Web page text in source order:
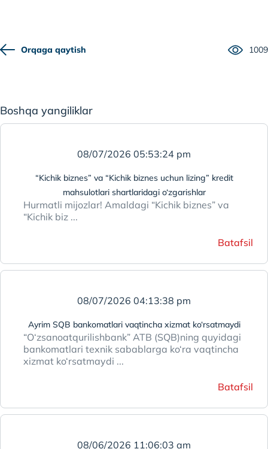
Orqaga qaytish 1009
Boshqa yangiliklar
08/07/2026 05:53:24 pm
“Kichik biznes” va “Kichik biznes uchun lizing” kredit
mahsulotlari shartlaridagi o‘zgarishlar
Hurmatli mijozlar! Amaldagi “Kichik biznes” va
“Kichik biz ...
Batafsil
08/07/2026 04:13:38 pm
Ayrim SQB bankomatlari vaqtincha xizmat ko‘rsatmaydi
“O‘zsanoatqurilishbank” ATB (SQB)ning quyidagi
bankomatlari texnik sabablarga ko‘ra vaqtincha
xizmat ko‘rsatmaydi ...
Batafsil
08/06/2026 11:06:03 am